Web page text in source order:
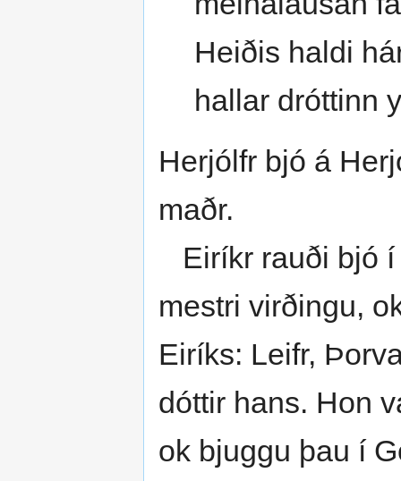
Heiðis haldi
hallar dróttinn
Herjólfr bjó á
maðr.
Eiríkr rauði bjó í
mestri virðingu,
Eiríks: Leifr,
dóttir hans. Hon
ok bjuggu þau í